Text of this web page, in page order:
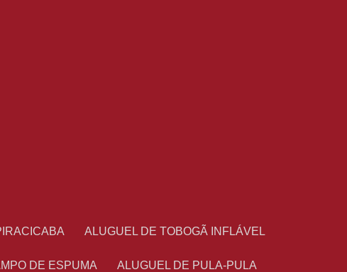
ALUGUEL DE TOBOGÃ INFLÁVEL
DE ESPUMA ALUGUEL DE PULA-PULA